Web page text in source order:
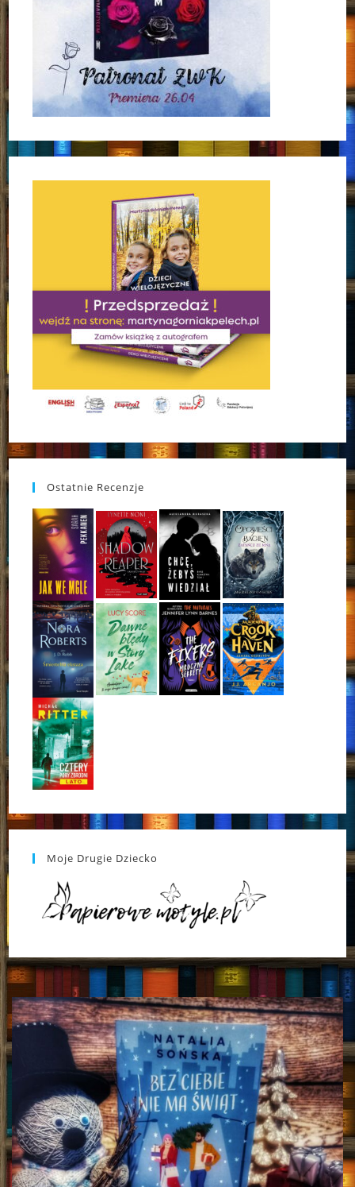
Ostatnie Recenzje
Moje Drugie Dziecko